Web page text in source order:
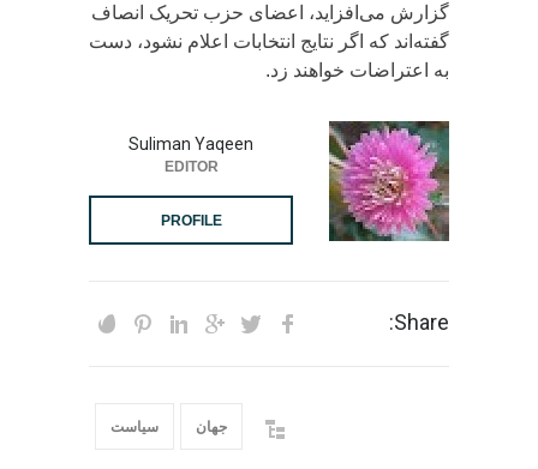
گزارش می‌افزاید، اعضای حزب تحریک انصاف
گفته‌اند که اگر نتایج انتخابات اعلام نشود، دست
به اعتراضات خواهند زد.
Suliman Yaqeen
EDITOR
PROFILE
Share:
جهان سیاست